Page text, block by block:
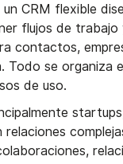
un CRM flexible
flujos de
contactos,
Todo se organiza
de uso.
relaciones